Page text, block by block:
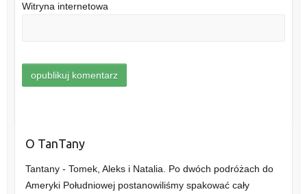
Witryna internetowa
O TanTany
Tantany - Tomek, Aleks i Natalia. Po dwóch podróżach do
Ameryki Południowej postanowiliśmy spakować cały